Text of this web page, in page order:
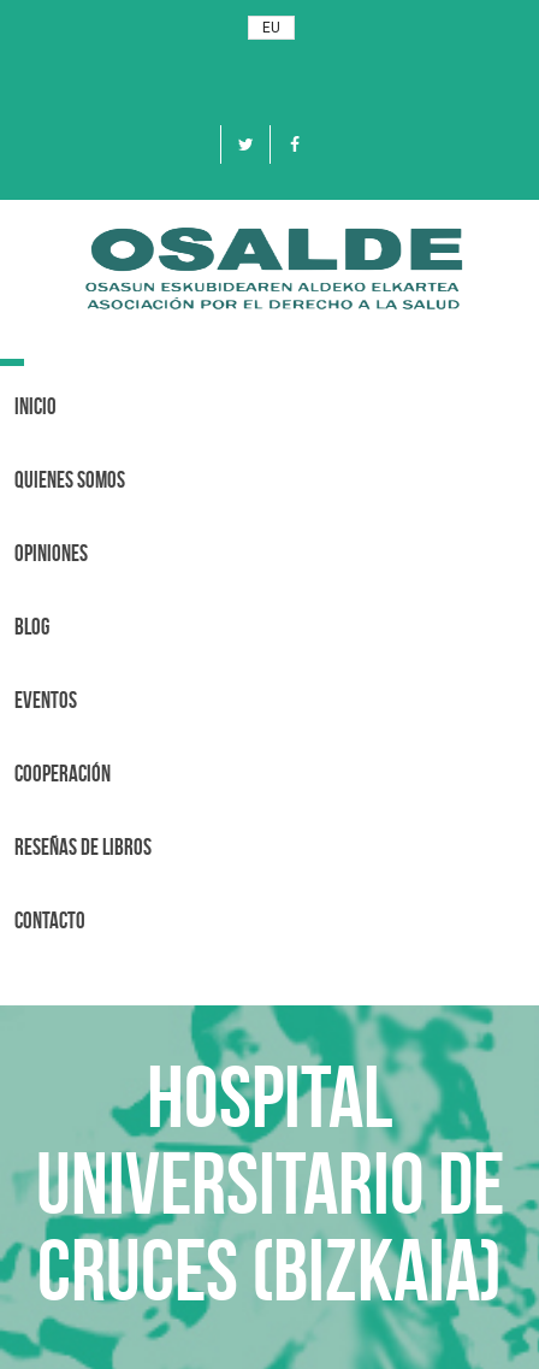
EU
Toggle
Inicio
Quienes Somos
OPINIONES
BLOG
Eventos
Cooperación
Reseñas de libros
Contacto
Hospital
Universitario de
Cruces (Bizkaia)